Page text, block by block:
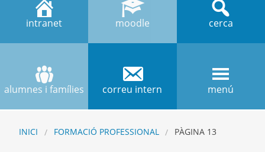
intranet moodle cerca
alumnes i famílies correu intern menú
INICI FORMACIÓ PROFESSIONAL PÀGINA 13